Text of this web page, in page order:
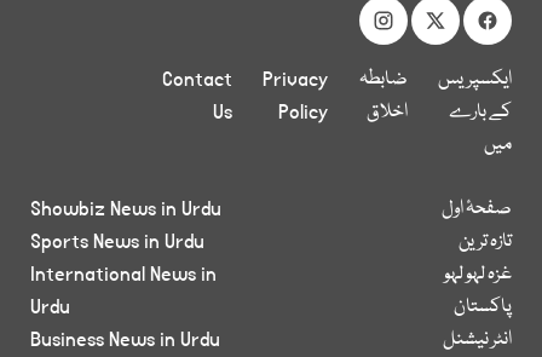
ایکسپریس
کے بارے
میں
ضابطہ
اخلاق
Privacy
Policy
Contact
Us
صفحۂ اول
تازہ ترین
غزہ لہو لہو
پاکستان
انٹر نیشنل
Showbiz News in Urdu
Sports News in Urdu
International News in
Urdu
Business News in Urdu